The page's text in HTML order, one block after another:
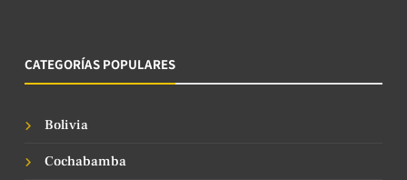
CATEGORÍAS POPULARES
Bolivia
Cochabamba